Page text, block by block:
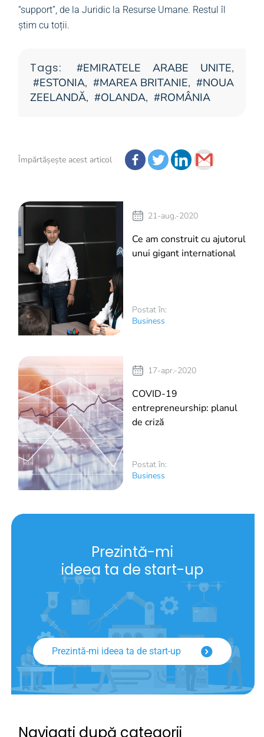
“support”, de la Juridic la Resurse Umane. Restul îl
știm cu toții.
Tags: EMIRATELE ARABE UNITE,
ESTONIA, MAREA BRITANIE,
NOUA
ZEELANDĂ, OLANDA, ROMÂNIA
Împărtășește acest articol
Postat în:
Business
Ce am construit cu ajutorul
unui gigant international
21-aug.-2020
Postat în:
Business
COVID-19
entrepreneurship: planul
de criză
17-apr.-2020
Prezintă-mi
ideea ta de start-up
Prezintă-mi ideea ta de start-up
Navigați după categorii